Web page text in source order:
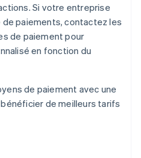
Si votre entreprise
de paiements, contactez les
de paiement pour
en fonction du
de paiement avec une
de meilleurs tarifs